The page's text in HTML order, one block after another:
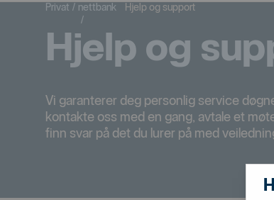
Privat / nettbank
/
Hjelp og support
Hjelp og
Vi garanterer deg personlig service
kontakte oss med en gang, avtale et
finn svar på det du lurer på med